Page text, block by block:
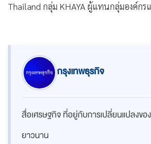
Thailand กลุ่ม KHAYA ผู้แทนกลุ่มองค์กร
กรุงเทพธุรกิจ
สื่อเศรษฐกิจ ที่อยู่กับการเปลี่ยนแปลงขอ
ยาวนาน